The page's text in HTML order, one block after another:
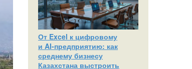
От Excel к цифровому
и AI‑предприятию: как
среднему бизнесу
Казахстана выстроить